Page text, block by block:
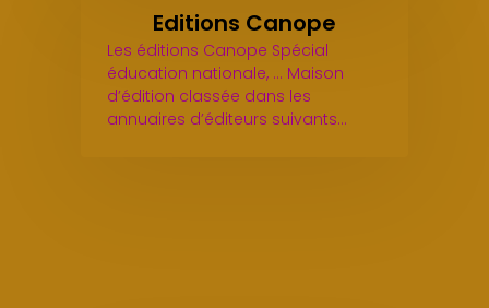
Editions Canope
Les éditions Canope Spécial
éducation nationale, ... Maison
d’édition classée dans les
annuaires d’éditeurs suivants…